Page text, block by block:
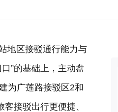
地区接驳通行能力与
”的基础上，主动盘
为广莲路接驳区2和
接驳出行更便捷、